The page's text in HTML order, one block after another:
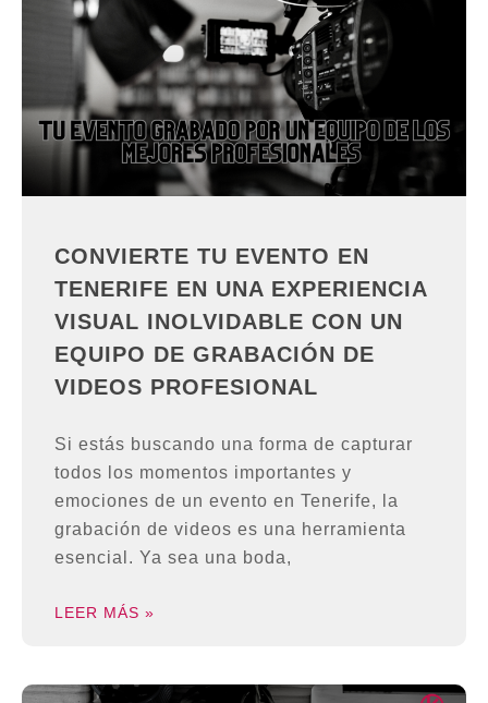
CONVIERTE TU EVENTO EN
TENERIFE EN UNA EXPERIENCIA
VISUAL INOLVIDABLE CON UN
EQUIPO DE GRABACIÓN DE
VIDEOS PROFESIONAL
Si estás buscando una forma de capturar
todos los momentos importantes y
emociones de un evento en Tenerife, la
grabación de videos es una herramienta
esencial. Ya sea una boda,
LEER MÁS »